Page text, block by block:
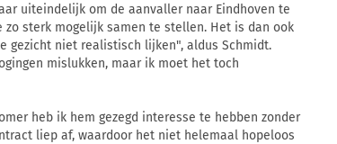
uiteindelijk om de aanvaller naar Eindhoven te
sterk mogelijk samen te stellen. Het is dan ook
gezicht niet realistisch lijken", aldus Schmidt.
mislukken, maar ik moet het toch
heb ik hem gezegd interesse te hebben zonder
liep af, waardoor het niet helemaal hopeloos